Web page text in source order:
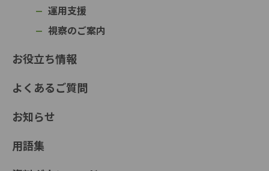
運用支援
視察のご案内
お役立ち情報
よくあるご質問
お知らせ
用語集